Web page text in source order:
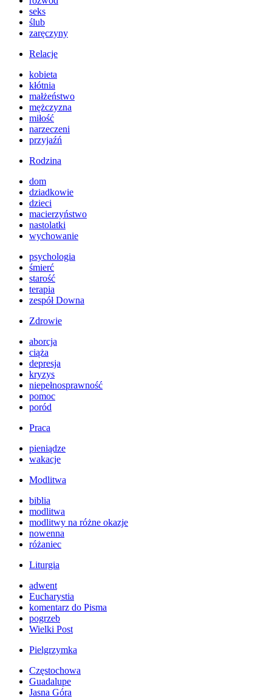
seks
ślub
zaręczyny
Relacje
kobieta
kłótnia
małżeństwo
mężczyzna
miłość
narzeczeni
przyjaźń
Rodzina
dom
dziadkowie
dzieci
macierzyństwo
nastolatki
wychowanie
psychologia
śmierć
starość
terapia
zespół Downa
Zdrowie
aborcja
ciąża
depresja
kryzys
niepełnosprawność
pomoc
poród
Praca
pieniądze
wakacje
Modlitwa
biblia
modlitwa
modlitwy na różne okazje
nowenna
różaniec
Liturgia
adwent
Eucharystia
komentarz do Pisma
pogrzeb
Wielki Post
Pielgrzymka
Częstochowa
Guadalupe
Jasna Góra